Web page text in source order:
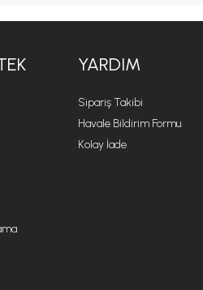
YARDIM
Sipariş Takibi
Havale Bildirim Formu
Kolay İade